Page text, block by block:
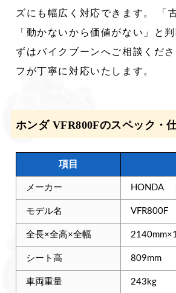
ズにも幅広く対応できます。 「
「動かないから価値がない」と
ずはバイクブーンへご相談くだ
フが丁寧に対応いたします。
ホンダ VFR800Fのスペック・
項目
メーカー HONDA
モデル名 VFR800F
全長×全高×全幅
シート高 809mm
車両重量 243kg